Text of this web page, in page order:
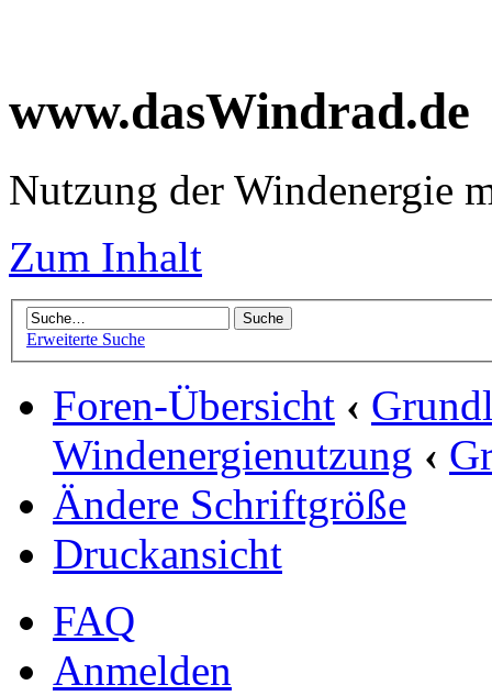
www.dasWindrad.de
Nutzung der Windenergie
Zum Inhalt
Erweiterte Suche
Foren-Übersicht ‹
Windenergienutzung ‹
Ändere Schriftgröße
Druckansicht
FAQ
Anmelden